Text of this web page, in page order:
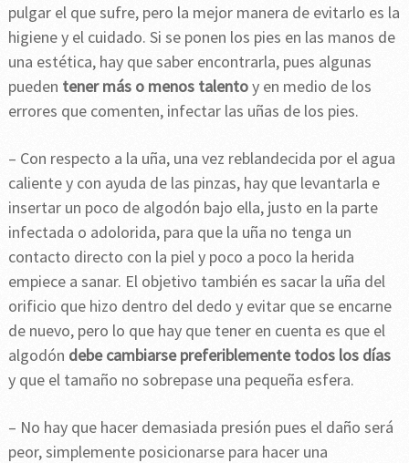
pulgar el que sufre, pero la mejor manera de evitarlo es la
higiene y el cuidado. Si se ponen los pies en las manos de
una estética, hay que saber encontrarla, pues algunas
pueden tener más o menos talentoy en medio de los
errores que comenten, infectar las uñas de los pies.
– Con respecto a la uña, una vez reblandecida por el agua
caliente y con ayuda de las pinzas, hay que levantarla e
insertar un poco de algodón bajo ella, justo en la parte
infectada o adolorida, para que la uña no tenga un
contacto directo con la piel y poco a poco la herida
empiece a sanar. El objetivo también es sacar la uña del
orificio que hizo dentro del dedo y evitar que se encarne
de nuevo, pero lo que hay que tener en cuenta es que el
algodón debe cambiarse preferiblemente todos los días
y que el tamaño no sobrepase una pequeña esfera.
– No hay que hacer demasiada presión pues el daño será
peor, simplemente posicionarse para hacer una